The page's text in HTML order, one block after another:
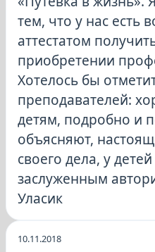
тем, что у нас есть
аттестатом
приобретении
Хотелось бы
преподавателей:
детям, подробно и
объясняют,
своего дела, у
заслуженным
Уласик
10.11.2018